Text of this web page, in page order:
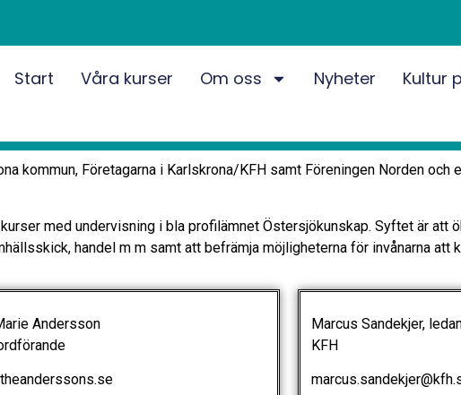
Start Våra kurser Om oss Nyheter Kultur
kommun, Företagarna i Karlskrona/KFH samt Föreningen Norden och
med undervisning i bla profilämnet Östersjökunskap. Syftet är att
handel m m samt att befrämja möjligheterna för invånarna att
Andersson
Marcus Sandekjer,
KFH